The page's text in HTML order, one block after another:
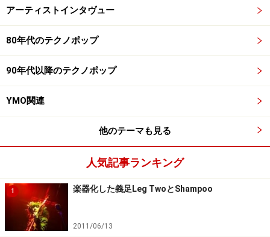
柄本明、スパゲティー・カルボナーラ、ファッ
ションセンター・シマムラ、どうとんぼり神
阿修羅、ガンダーラ、クレオパトラ、そして、
ツリメラ！！
「ツリメラ」の「ラ」って、単純に「ツリメ」の複数形
ではなかったことを学習します。
そして、「ハッピーサッド侯爵夫人」「女王陛下のシー
クレット・サーヴィス」を歌い終え、MUKUMUKU様と
GASAGASA様はお腹が空いてしまったらしく、KIRAKIRA
アーティストインタヴュー
80年代のテクノポップ
90年代以降のテクノポップ
YMO関連
他のテーマも見る
人気記事ランキング
1 楽器化した義足Leg TwoとShampoo
2011/06/13